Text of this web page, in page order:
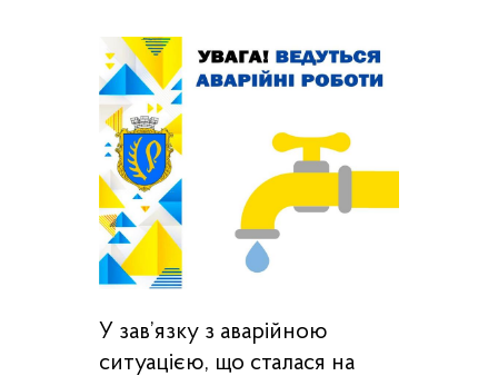
У зав’язку з аварійною
ситуацією, що сталася на